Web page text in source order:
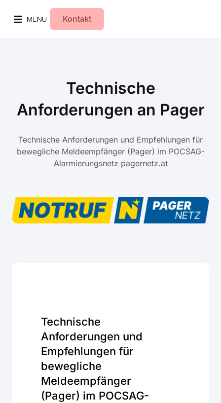
MENU Kontakt
Technische
Anforderungen an Pager
Technische Anforderungen und Empfehlungen für
bewegliche Meldeempfänger (Pager) im POCSAG-
Alarmierungsnetz pagernetz.at
Technische
Anforderungen und
Empfehlungen für
bewegliche
Meldeempfänger
(Pager) im POCSAG-